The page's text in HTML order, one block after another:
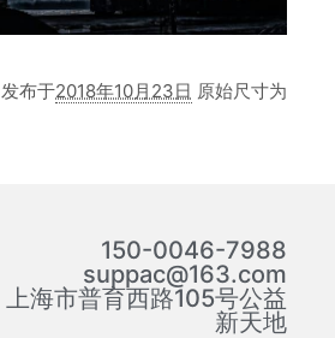
发布于2018年10月23日 原始尺寸为
150-0046-7988
suppac@163.com
上海市普育西路105号公益
新天地